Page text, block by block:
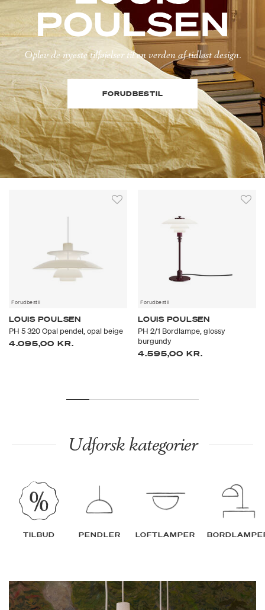
Oplev de nyeste tilføjelser til en verden af tidløst design.
FORUDBESTIL
Forudbestil
LOUIS POULSEN
PH 5 320 Opal pendel, opal beige
4.095,00 KR.
Forudbestil
LOUIS POULSEN
PH 2/1 Bordlampe, glossy
burgundy
4.595,00 KR.
Udforsk kategorier
TILBUD PENDLER LOFTLAMPER